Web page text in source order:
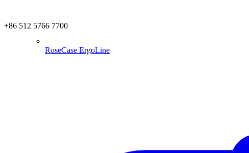
+86 512 5766 7700
RoseCase ErgoLine